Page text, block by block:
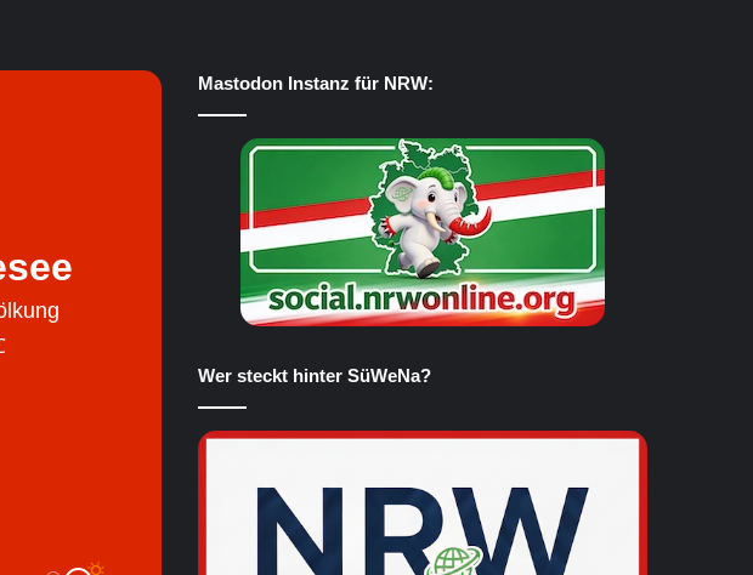
Mastodon Instanz für NRW:
Wer steckt hinter SüWeNa?